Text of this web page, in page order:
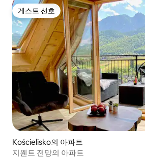
게스트 선호
게스트 선호
Kościelisko의 아파트
지웬트 전망의 아파트